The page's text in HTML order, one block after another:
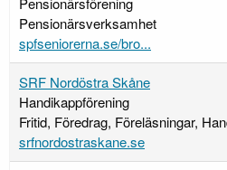
Pensionärsverksamhet
spfseniorerna.se/bro...
SRF Nordöstra Skåne
Handikappförening
Fritid, Föredrag, Föreläsningar,
srfnordostraskane.se